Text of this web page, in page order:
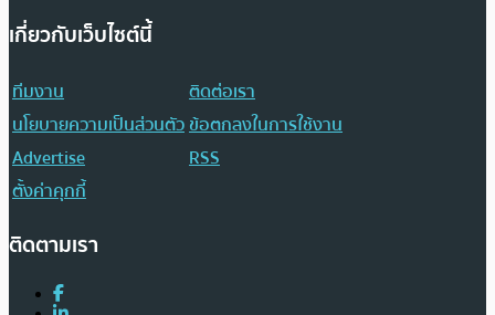
เกี่ยวกับเว็บไซต์นี้
ทีมงาน
ติดต่อเรา
นโยบายความเป็นส่วนตัวข้อตกลงในการใช้งาน
Advertise
RSS
ตั้งค่าคุกกี้
ติดตามเรา